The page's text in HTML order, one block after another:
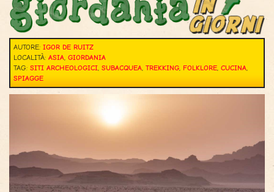
AUTORE: IGOR DE RUITZ
LOCALITÀ: ASIA, GIORDANIA
TAG: SITI ARCHEOLOGICI, SUBACQUEA, TREKKING, FOLKLORE, CUCINA,
SPIAGGE